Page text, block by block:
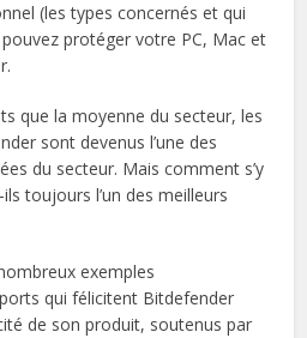
(les types concernés et qui
protéger votre PC, Mac et
que la moyenne du secteur, les
sont devenus l’une des
du secteur. Mais comment s’y
toujours l’un des meilleurs
exemples
qui félicitent Bitdefender
de son produit, soutenus par